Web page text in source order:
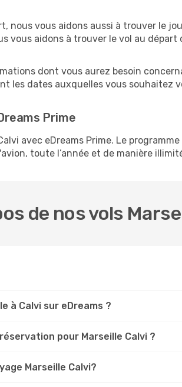
nous vous aidons aussi à trouver le
vous aidons à trouver le vol au départ
dont vous aurez besoin
les dates auxquelles vous souhaitez
Prime
avec eDreams Prime. Le
toute l’année et de manière
de nos vols
à Calvi sur eDreams ?
pour Marseille Calvi ?
Marseille Calvi?